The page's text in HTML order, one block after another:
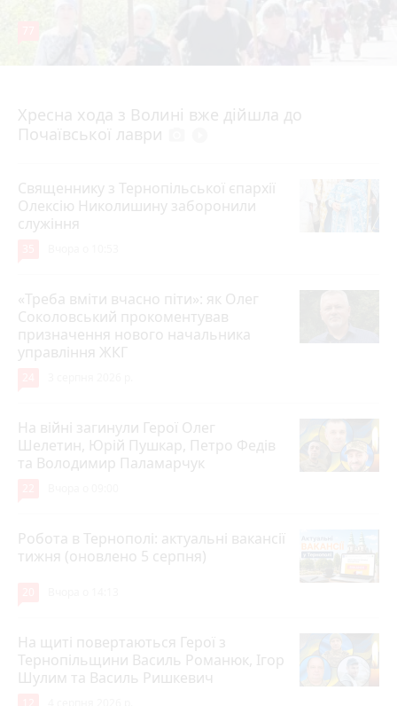
Хресна хода з Волині вже дійшла до
Почаївської лаври
Священнику з Тернопільської єпархії
Олексію Николишину заборонили
служіння
«Треба вміти вчасно піти»: як Олег
Соколовський прокоментував
призначення нового начальника
управління ЖКГ
На війні загинули Герої Олег
Шелетин, Юрій Пушкар, Петро Федів
та Володимир Паламарчук
Робота в Тернополі: актуальні вакансії
тижня (оновлено 5 серпня)
На щиті повертаються Герої з
Тернопільщини Василь Романюк, Ігор
Шулим та Василь Ришкевич